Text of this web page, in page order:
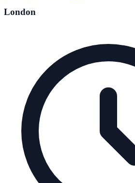
London